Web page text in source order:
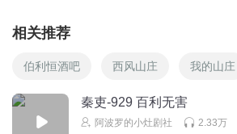
相关推荐
伯利恒酒吧 西风山庄 我的山庄
秦吏-929 百利无害
阿波罗的小灶剧社 2.33万